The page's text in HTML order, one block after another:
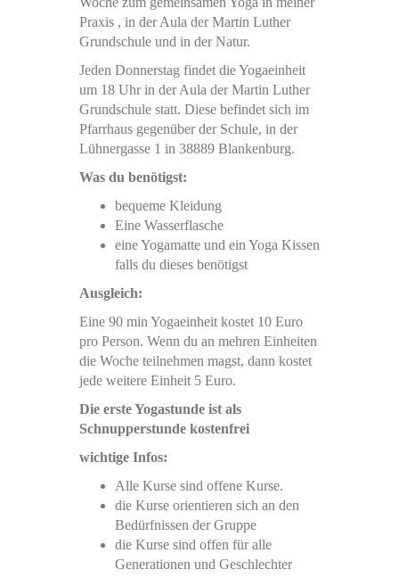
Praxis , in der Aula der Martin Luther
Grundschule und in der Natur.
Jeden Donnerstag findet die Yogaeinheit
um 18 Uhr in der Aula der Martin Luther
Grundschule statt. Diese befindet sich im
Pfarrhaus gegenüber der Schule, in der
Lühnergasse 1 in 38889 Blankenburg.
Was du benötigst:
bequeme Kleidung
Eine Wasserflasche
eine Yogamatte und ein Yoga Kissen
falls du dieses benötigst
Ausgleich:
Eine 90 min Yogaeinheit kostet 10 Euro
pro Person. Wenn du an mehren Einheiten
die Woche teilnehmen magst, dann kostet
jede weitere Einheit 5 Euro.
Die erste Yogastunde ist als
Schnupperstunde kostenfrei
wichtige Infos:
Alle Kurse sind offene Kurse.
die Kurse orientieren sich an den
Bedürfnissen der Gruppe
die Kurse sind offen für alle
Generationen und Geschlechter